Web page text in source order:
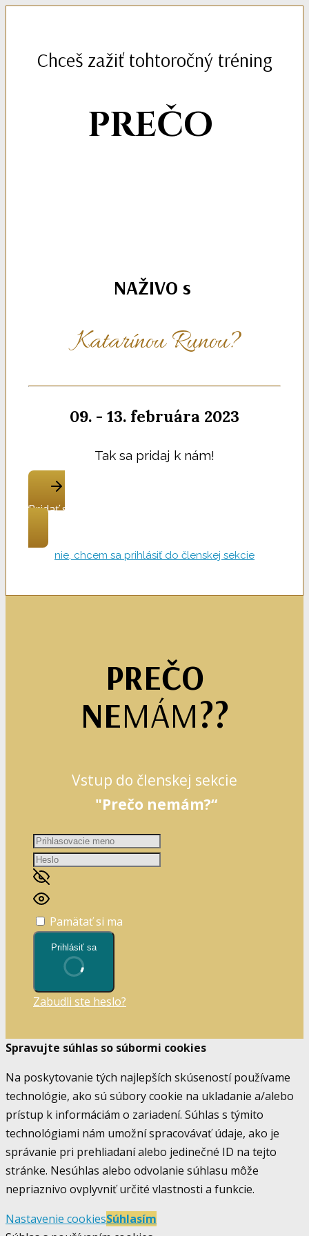
Chceš zažiť tohtoročný tréning
PREČO
NAŽIVO s
Katarínou Runou?
09. - 13. februára 2023
Tak sa pridaj k nám!
Pridať sa do tréningu
nie, chcem sa prihlásiť do členskej sekcie
PREČO
NEMÁM??
Vstup do členskej sekcie
"Prečo nemám?“
Pamätať si ma
Prihlásiť sa
Zabudli ste heslo?
Spravujte súhlas so súbormi cookies
Na poskytovanie tých najlepších skúseností používame
technológie, ako sú súbory cookie na ukladanie a/alebo
prístup k informáciám o zariadení. Súhlas s týmito
technológiami nám umožní spracovávať údaje, ako je
správanie pri prehliadaní alebo jedinečné ID na tejto
stránke. Nesúhlas alebo odvolanie súhlasu môže
nepriaznivo ovplyvniť určité vlastnosti a funkcie.
Nastavenie cookiesSúhlasím